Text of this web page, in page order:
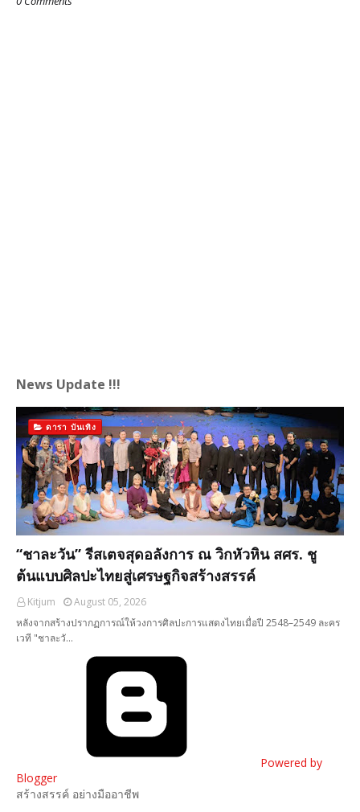
News Update !!!
ดารา บันเทิง
“ชาละวัน” รีสเตจสุดอลังการ ณ วิกหัวหิน สศร. ชู
ต้นแบบศิลปะไทยสู่เศรษฐกิจสร้างสรรค์
Kitjum
August 05, 2026
หลังจากสร้างปรากฏการณ์ให้วงการศิลปะการแสดงไทยเมื่อปี 2548–2549 ละคร
เวที "ชาละวั…
Powered by
Blogger
สร้างสรรค์ อย่างมืออาชีพ